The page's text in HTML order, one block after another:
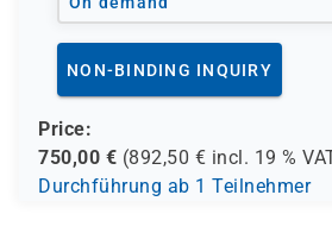
NON-BINDING INQUIRY
Price:
750,00 € (892,50 € incl. 19 %
Durchführung ab 1 Teilnehmer